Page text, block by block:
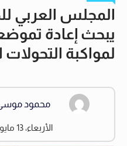
المجلس العربي
يبحث إعادة
لمواكبة التحولات
محمود
الأربعاء، 13 مايو 2026 07:11 مساءً